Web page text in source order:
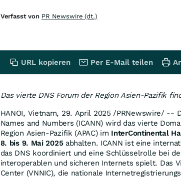
Das vierte DNS Forum der Region Asien-Pazifik
HANOI, Vietnam, 29. April 2025 /PRNewswire/ --
Names and Numbers (ICANN) wird das vierte
Region Asien-Pazifik (APAC) im InterContinental
8. bis 9. Mai 2025abhalten. ICANN ist eine
das DNS koordiniert und eine Schlüsselrolle bei
interoperablen und sicheren Internets spielt. Das
Center (VNNIC), die nationale
Verfasst von PR Newswire (dt.)
URL kopieren Per E-Mail teilen